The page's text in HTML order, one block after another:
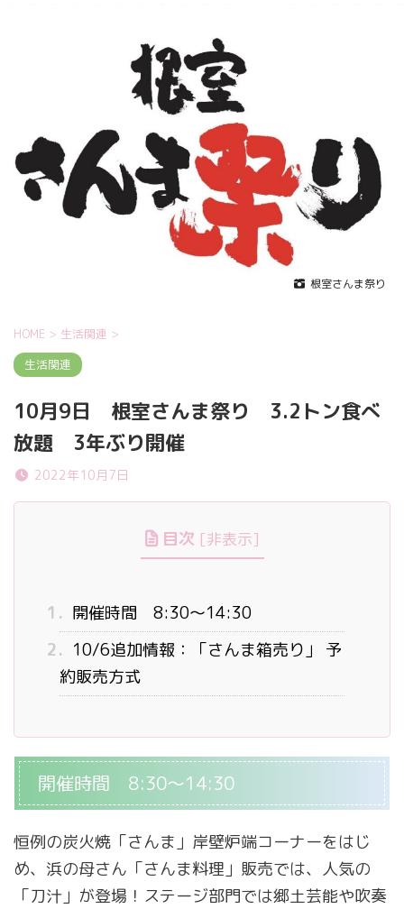
庁
ヨーロッパ中
期予報センター 気象庁 8月31日
6:00 8月30日 5:20 8月1日に南鳥島
近海で猛烈な勢力へ 台風13号は、今
後、海面水温が29度以上の海域を西進
する見込みで、猛烈な勢力になる見込
み。
冬眠
まし
たコ
リー
根室さんま祭り
HOME > 生活関連 >
生活関連
10月9日 根室さんま祭り 3.2トン食べ
放題 3年ぶり開催
2022年10月7日
目次 [非表示]
1. 開催時間 8:30～14:30
2. 10/6追加情報：「さんま箱売り」 予
約販売方式
開催時間 8:30～14:30
恒例の炭火焼「さんま」岸壁炉端コーナーをはじ
め、浜の母さん「さんま料理」販売では、人気の
「刀汁」が登場！ステージ部門では郷土芸能や吹奏